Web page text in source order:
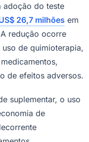
adoção do teste
26,7 milhões em
redução ocorre
de quimioterapia,
de efeitos adversos.
suplementar, o uso
de